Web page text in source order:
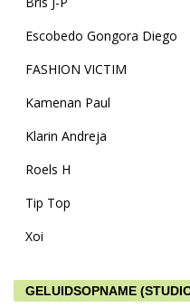
Escobedo Gongora Diego
FASHION VICTIM
Kamenan Paul
Klarin Andreja
Roels H
Tip Top
Xoi
GELUIDSOPNAME